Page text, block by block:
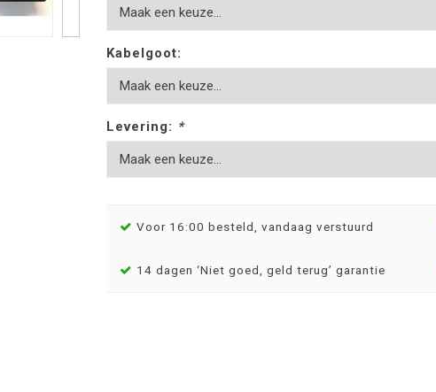
Kabelgoot:
Levering: *
Voor 16:00 besteld, vandaag verstuurd
14 dagen ‘Niet goed, geld terug’ garantie